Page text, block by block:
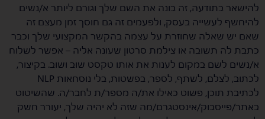
להישאר בתודעה, זה בונה את השם שלך וגורם ליותר א/נשים
להיחשף לעשייה בעסק, ולפעמים זה גם חוסך זמן מעצם זה
שאם יש שאלה שחוזרת על עצמה בהקשר המקצועי שלך וכבר
כתבת לה תשובה או צילמת סרטון שעונה אליה – אפשר לשלוח
א/נשים לשם במקום לענות את אותו טקסט שוב ושוב. בקיצור,
לכתוב, לצלם, לשתף, לספר, בפשטות, בלי נוסחאות NLP
לכתיבת תוכן, פשוט כאילו את/ה מספר/ת לחבר/ה. שהשיטוט
באתר/פייסבוק/אינסטגרם/מה שזה לא יהיה שלך, יעורר חשק